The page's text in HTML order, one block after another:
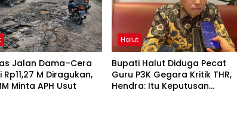
Jalan Dama–Cera
Rp11,27 M Diragukan,
Minta APH Usut
Halut
Bupati Halut Diduga Pecat
Guru P3K Gegara Kritik THR,
Hendra: Itu Keputusan